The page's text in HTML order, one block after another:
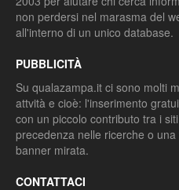
non perdersi nel marasma del
all'interno di un unico database.
PUBBLICITÀ
Su qualazampa.it ci sono molti
attvità e cioè: l'inserimento
con un piccolo contributo tra i
precedenza nelle ricerche o
banner mirata.
CONTATTACI